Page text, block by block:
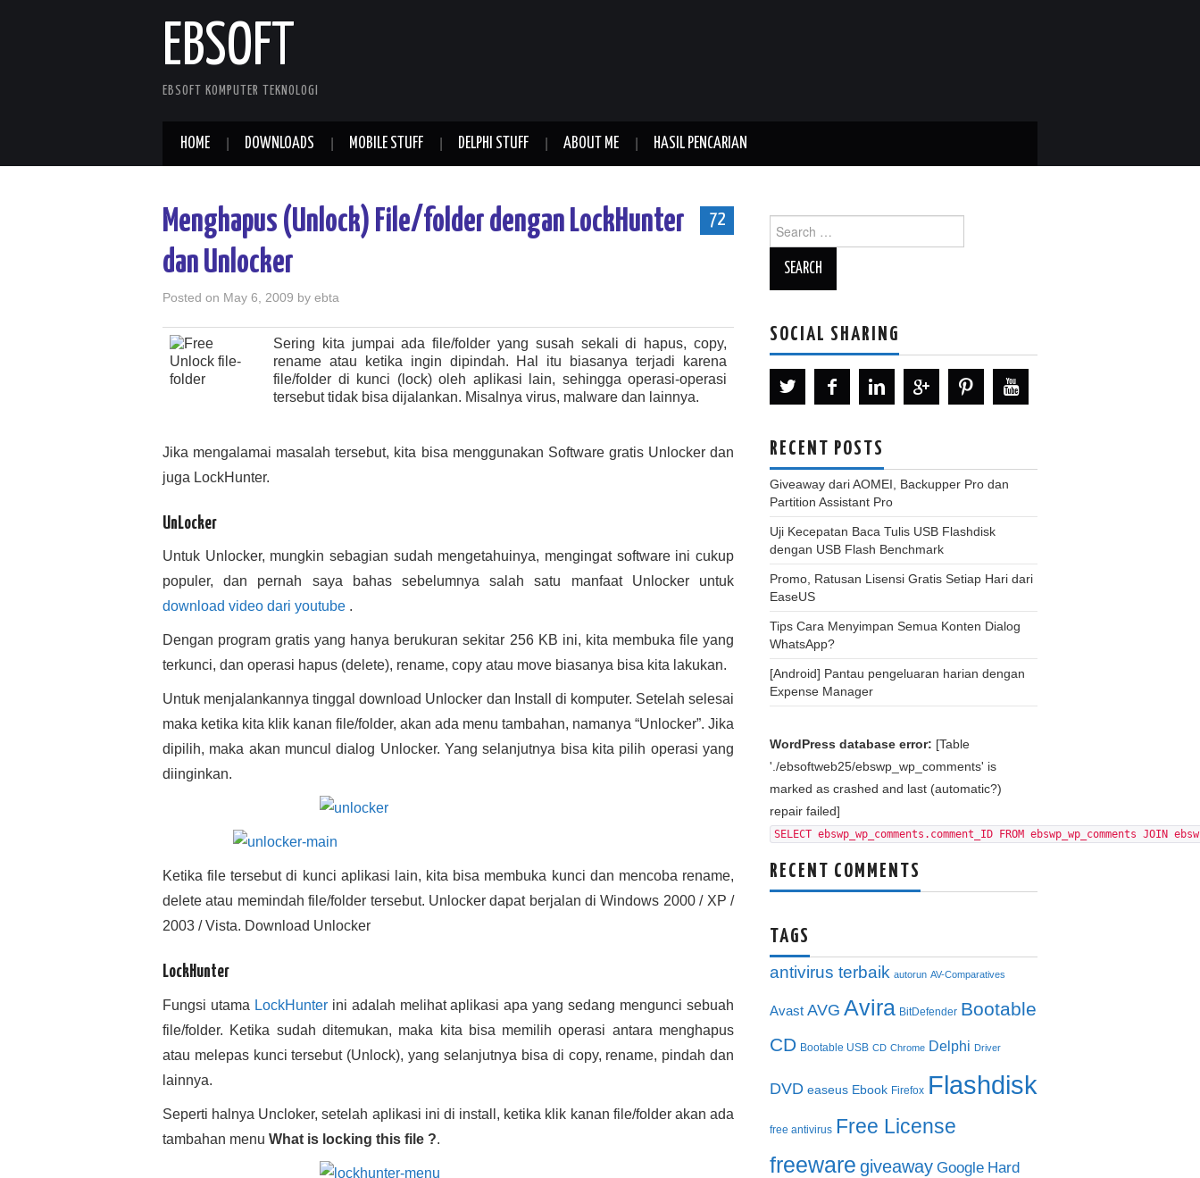
EBSOFT
EBSOFT KOMPUTER TEKNOLOGI
HOME DOWNLOADS MOBILE STUFF DELPHI STUFF ABOUT ME HASIL PENCARIAN
72
Menghapus (Unlock) File/folder dengan LockHunter
dan Unlocker
Posted on May 6, 2009 by ebta
Sering kita jumpai ada file/folder yang susah sekali di hapus, copy,
rename atau ketika ingin dipindah. Hal itu biasanya terjadi karena
file/folder di kunci (lock) oleh aplikasi lain, sehingga operasi-operasi
tersebut tidak bisa dijalankan. Misalnya virus, malware dan lainnya.
Jika mengalamai masalah tersebut, kita bisa menggunakan Software gratis Unlocker dan
juga LockHunter.
UnLocker
Untuk Unlocker, mungkin sebagian sudah mengetahuinya, mengingat software ini cukup
populer, dan pernah saya bahas sebelumnya salah satu manfaat Unlocker untuk
download video dari youtube .
Dengan program gratis yang hanya berukuran sekitar 256 KB ini, kita membuka file yang
terkunci, dan operasi hapus (delete), rename, copy atau move biasanya bisa kita lakukan.
Untuk menjalankannya tinggal download Unlocker dan Install di komputer. Setelah selesai
maka ketika kita klik kanan file/folder, akan ada menu tambahan, namanya “Unlocker”. Jika
dipilih, maka akan muncul dialog Unlocker. Yang selanjutnya bisa kita pilih operasi yang
diinginkan.
Ketika file tersebut di kunci aplikasi lain, kita bisa membuka kunci dan mencoba rename,
delete atau memindah file/folder tersebut. Unlocker dapat berjalan di Windows 2000 / XP /
2003 / Vista. Download Unlocker
LockHunter
Fungsi utama LockHunterini adalah melihat aplikasi apa yang sedang mengunci sebuah
file/folder. Ketika sudah ditemukan, maka kita bisa memilih operasi antara menghapus
atau melepas kunci tersebut (Unlock), yang selanjutnya bisa di copy, rename, pindah dan
lainnya.
Seperti halnya Uncloker, setelah aplikasi ini di install, ketika klik kanan file/folder akan ada
tambahan menu What is locking this file ?.
for:
SOCIAL SHARING
RECENT POSTS
Giveaway dari AOMEI, Backupper Pro dan
Partition Assistant Pro
Uji Kecepatan Baca Tulis USB Flashdisk
dengan USB Flash Benchmark
Promo, Ratusan Lisensi Gratis Setiap Hari dari
EaseUS
Tips Cara Menyimpan Semua Konten Dialog
WhatsApp?
[Android] Pantau pengeluaran harian dengan
Expense Manager
WordPress database error: [Table
'./ebsoftweb25/ebswp_wp_comments' is
marked as crashed and last (automatic?)
repair failed]
SELECT ebswp_wp_comments.comment_ID FROM ebswp_wp_comments
RECENT COMMENTS
TAGS
antivirus terbaik autorun AV-Comparatives
Avast AVG Avira BitDefender Bootable
CD Bootable USB CD Chrome Delphi Driver
DVD easeus Ebook Firefox Flashdisk
free antivirus Free License
freeware giveaway Google Hard